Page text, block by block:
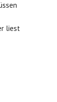
liest